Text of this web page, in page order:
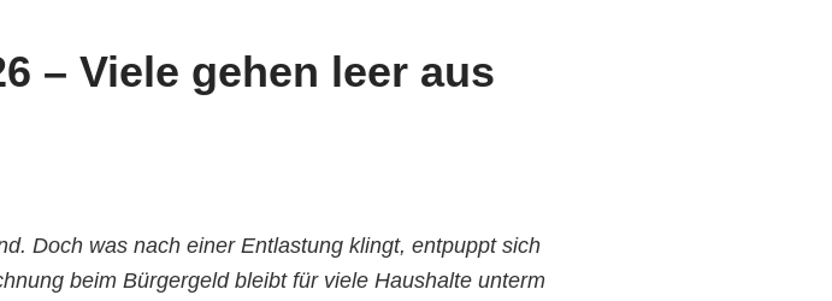
– Viele gehen leer aus
Doch was nach einer Entlastung klingt, entpuppt sich
beim Bürgergeld bleibt für viele Haushalte unterm